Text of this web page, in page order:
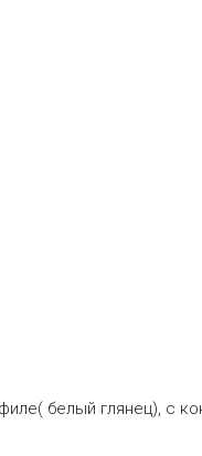
белый глянец), с